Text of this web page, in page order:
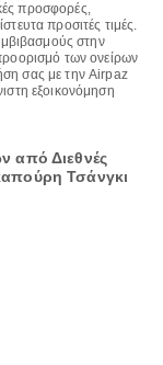
προσφορές,
προσιτές τιμές.
στην
των ονείρων
σας με την Airpaz
εξοικονόμηση
από Διεθνές
Τσάνγκι